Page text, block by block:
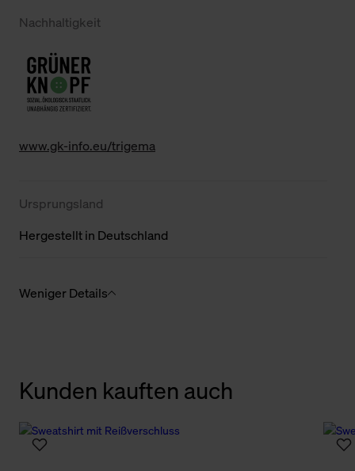
Nachhaltigkeit
www.gk-info.eu/trigema
Ursprungsland
Hergestellt in Deutschland
Weniger Details
Kunden kauften auch